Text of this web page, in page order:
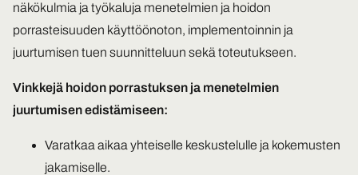
näkökulmia ja työkaluja menetelmien ja hoidon
porrasteisuuden käyttöönoton, implementoinnin ja
juurtumisen tuen suunnitteluun sekä toteutukseen.
Vinkkejä hoidon porrastuksen ja menetelmien
juurtumisen edistämiseen:
Varatkaa aikaa yhteiselle keskustelulle ja kokemusten
jakamiselle.